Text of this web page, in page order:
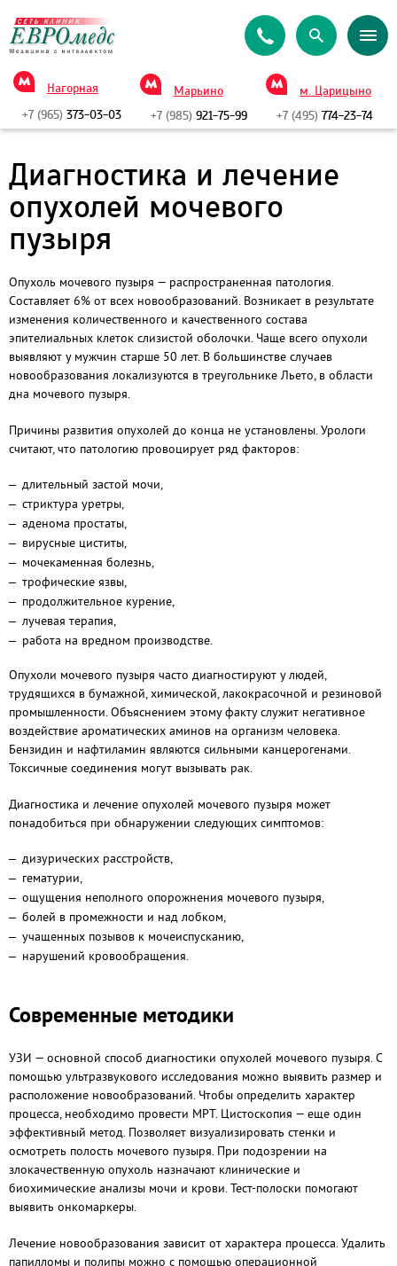
Нагорная
+7 (965) 373-03-03
Марьино
+7 (985)921-75-99
м. Царицыно
+7 (495) 774-23-74
Диагностика и лечение
опухолей мочевого
пузыря
Опухоль мочевого пузыря — распространенная патология.
Составляет 6% от всех новообразований. Возникает в результате
изменения количественного и качественного состава
эпителиальных клеток слизистой оболочки. Чаще всего опухоли
выявляют у мужчин старше 50 лет. В большинстве случаев
новообразования локализуются в треугольнике Льето, в области
дна мочевого пузыря.
Причины развития опухолей до конца не установлены. Урологи
считают, что патологию провоцирует ряд факторов:
длительный застой мочи,
стриктура уретры,
аденома простаты,
вирусные циститы,
мочекаменная болезнь,
трофические язвы,
продолжительное курение,
лучевая терапия,
работа на вредном производстве.
Опухоли мочевого пузыря часто диагностируют у людей,
трудящихся в бумажной, химической, лакокрасочной и резиновой
промышленности. Объяснением этому факту служит негативное
воздействие ароматических аминов на организм человека.
Бензидин и нафтиламин являются сильными канцерогенами.
Токсичные соединения могут вызывать рак.
Диагностика и лечение опухолей мочевого пузыря может
понадобиться при обнаружении следующих симптомов:
дизурических расстройств,
гематурии,
ощущения неполного опорожнения мочевого пузыря,
болей в промежности и над лобком,
учащенных позывов к мочеиспусканию,
нарушений кровообращения.
Современные методики
УЗИ — основной способ диагностики опухолей мочевого пузыря. С
помощью ультразвукового исследования можно выявить размер и
расположение новообразований. Чтобы определить характер
процесса, необходимо провести МРТ. Цистоскопия — еще один
эффективный метод. Позволяет визуализировать стенки и
осмотреть полость мочевого пузыря. При подозрении на
злокачественную опухоль назначают клинические и
биохимические анализы мочи и крови. Тест-полоски помогают
выявить онкомаркеры.
Лечение новообразования зависит от характера процесса. Удалить
папилломы и полипы можно с помощью операционной